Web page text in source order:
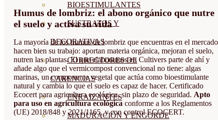
BIOESTIMULANTES
SUSTRATOS Y
DECORATIVAS
CORRECTORES DE
CARENCIAS
ENRAIZANTES
MADURACIÓN Y ENGORDE
Humus de lombriz: el abono orgánico que nutre
el suelo y activa su vida
La mayoría de los humus de lombriz que encuentras en el mercado
hacen bien su trabajo: aportan materia orgánica, mejoran el suelo,
nutren las plantas. El que elaboramos en Cultivers parte de ahí y
añade algo que el vermicompost convencional no tiene: algas
marinas, un componente vegetal que actúa como bioestimulante
natural y cambia lo que el suelo es capaz de hacer. Certificado
Ecocert para agricultura ecológica, sin plazo de seguridad. Apto
para uso en agricultura ecológica conforme a los Reglamentos
(UE) 2018/848 y 2021/1165, y con control ECOCERT.